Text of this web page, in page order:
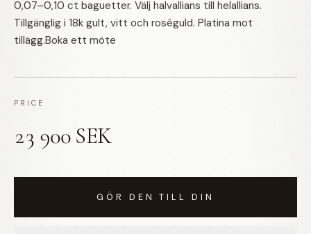
0,07–0,10 ct baguetter. Välj halvallians till helallians.
Tillgänglig i 18k gult, vitt och roséguld. Platina mot
tillägg.Boka ett möte
PRICE
23 900 SEK
GÖR DEN TILL DIN